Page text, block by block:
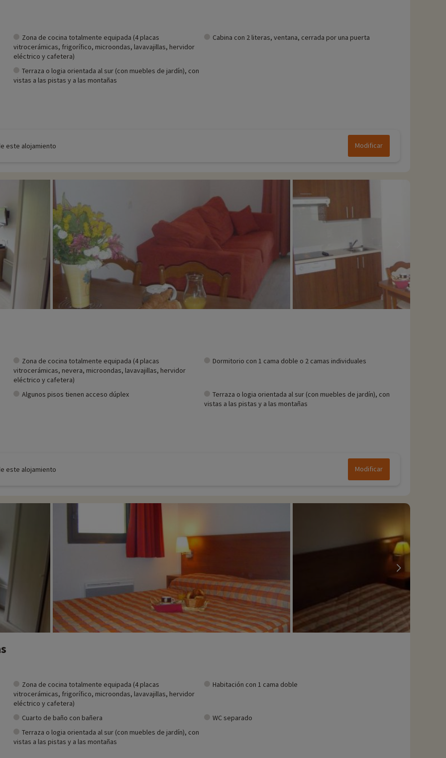
Zona de cocina totalmente equipada (4 placas
vitrocerámicas, frigorífico, microondas, lavavajillas, hervidor
eléctrico y cafetera)
Cabina con 2 literas, ventana, cerrada por una puerta
Terraza o logia orientada al sur (con muebles de jardín), con
vistas a las pistas y a las montañas
este alojamiento Modificar
Zona de cocina totalmente equipada (4 placas
vitrocerámicas, nevera, microondas, lavavajillas, hervidor
eléctrico y cafetera)
Dormitorio con 1 cama doble o 2 camas individuales
Algunos pisos tienen acceso dúplex
Terraza o logia orientada al sur (con muebles de jardín), con
vistas a las pistas y a las montañas
este alojamiento Modificar
Zona de cocina totalmente equipada (4 placas
vitrocerámicas, frigorífico, microondas, lavavajillas, hervidor
eléctrico y cafetera)
Habitación con 1 cama doble
Cuarto de baño con bañera
WC separado
Terraza o logia orientada al sur (con muebles de jardín), con
vistas a las pistas y a las montañas